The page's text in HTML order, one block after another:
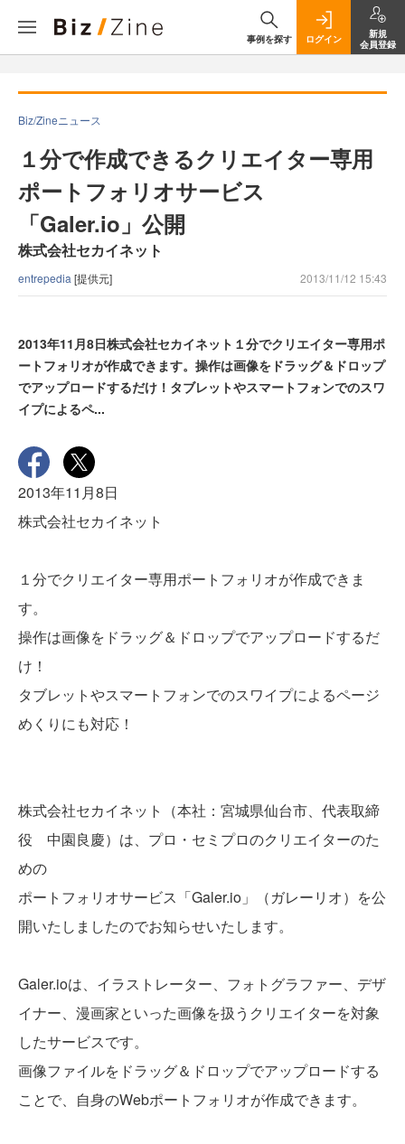
事例を探す ログイン
新規
会員登録
Biz/Zineニュース
１分で作成できるクリエイター専用
ポートフォリオサービス
「Galer.io」公開
株式会社セカイネット
entrepedia [提供元] 2013/11/12 15:43
2013年11月8日株式会社セカイネット１分でクリエイター専用ポ
ートフォリオが作成できます。操作は画像をドラッグ＆ドロップ
でアップロードするだけ！タブレットやスマートフォンでのスワ
イプによるペ...
2013年11月8日
株式会社セカイネット
１分でクリエイター専用ポートフォリオが作成できま
す。
操作は画像をドラッグ＆ドロップでアップロードするだ
け！
タブレットやスマートフォンでのスワイプによるページ
めくりにも対応！
株式会社セカイネット（本社：宮城県仙台市、代表取締
役 中園良慶）は、プロ・セミプロのクリエイターのた
めの
ポートフォリオサービス「Galer.io」（ガレーリオ）を公
開いたしましたのでお知らせいたします。
Galer.ioは、イラストレーター、フォトグラファー、デザ
イナー、漫画家といった画像を扱うクリエイターを対象
したサービスです。
画像ファイルをドラッグ＆ドロップでアップロードする
ことで、自身のWebポートフォリオが作成できます。